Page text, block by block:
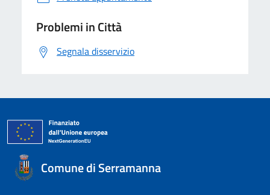
Problemi in Città
Segnala disservizio
Comune di Serramanna